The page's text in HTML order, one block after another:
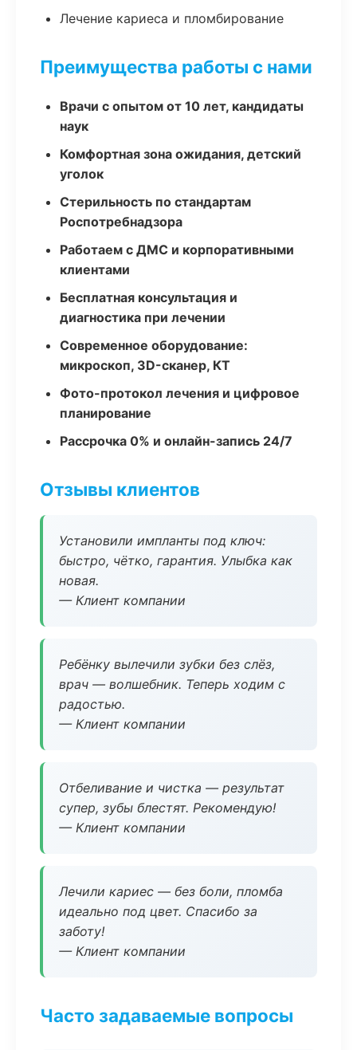
Лечение кариеса и пломбирование
Преимущества работы с нами
Врачи с опытом от 10 лет, кандидаты
наук
Комфортная зона ожидания, детский
уголок
Стерильность по стандартам
Роспотребнадзора
Работаем с ДМС и корпоративными
клиентами
Бесплатная консультация и
диагностика при лечении
Современное оборудование:
микроскоп, 3D-сканер, КТ
Фото-протокол лечения и цифровое
планирование
Рассрочка 0% и онлайн-запись 24/7
Отзывы клиентов
Установили импланты под ключ:
быстро, чётко, гарантия. Улыбка как
новая.
— Клиент компании
Ребёнку вылечили зубки без слёз,
врач — волшебник. Теперь ходим с
радостью.
— Клиент компании
Отбеливание и чистка — результат
супер, зубы блестят. Рекомендую!
— Клиент компании
Лечили кариес — без боли, пломба
идеально под цвет. Спасибо за
заботу!
— Клиент компании
Часто задаваемые вопросы